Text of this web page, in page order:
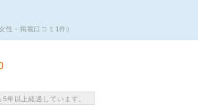
性・掲載口コミ1件）
年以上経過しています。